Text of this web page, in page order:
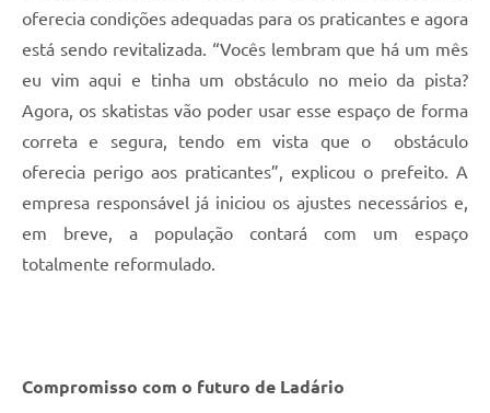
oferecia condições adequadas para os praticantes e agora
está sendo revitalizada. “Vocês lembram que há um mês
eu vim aqui e tinha um obstáculo no meio da pista?
Agora, os skatistas vão poder usar esse espaço de forma
correta e segura, tendo em vista que o obstáculo
oferecia perigo aos praticantes”, explicou o prefeito. A
empresa responsável já iniciou os ajustes necessários e,
em breve, a população contará com um espaço
totalmente reformulado.
Compromisso com o futuro de Ladário